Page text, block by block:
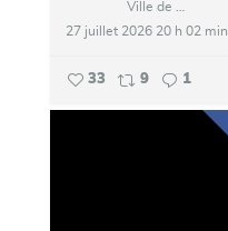
27 juillet 2026 20 h 02 min
33 9 1